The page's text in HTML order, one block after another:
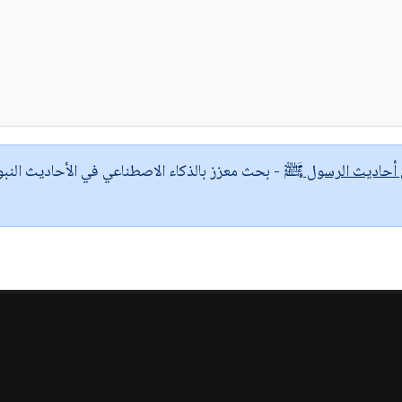
أحاديث الرسول ﷺ - بحث معزز بالذكاء الاصطناعي في الأحاديث